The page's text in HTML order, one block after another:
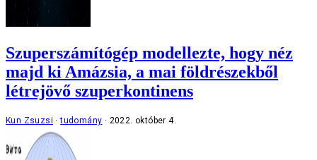
Szuperszámítógép modellezte, hogy néz
majd ki Amázsia, a mai földrészekből
létrejövő szuperkontinens
Kun Zsuzsi tudomány 2022. október 4.